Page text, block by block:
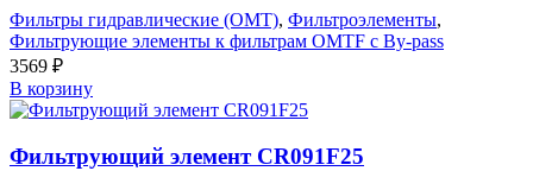
Фильтры гидравлические (OMT), Фильтроэлементы,
Фильтрующие элементы к фильтрам OMTF с By-pass
3569 ₽
В корзину
Фильтрующий элемент CR091F25